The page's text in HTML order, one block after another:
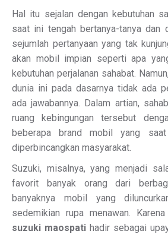
Hal itu sejalan dengan kebutuhan
saat ini tengah bertanya-tanya dan
sejumlah pertanyaan yang tak
akan mobil impian seperti apa
kebutuhan perjalanan sahabat.
dunia ini pada dasarnya tidak ada
ada jawabannya. Dalam artian,
ruang kebingungan tersebut
beberapa brand mobil yang
diperbincangkan masyarakat.
Suzuki, misalnya, yang menjadi
favorit banyak orang dari
banyaknya mobil yang
sedemikian rupa menawan.
suzuki maospati hadir sebagai